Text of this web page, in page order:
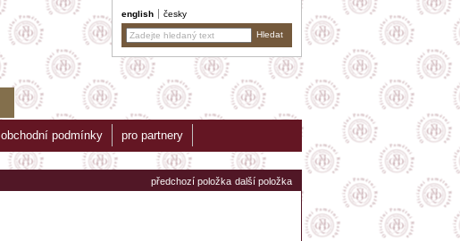
english česky
obchodní podmínky pro partnery
předchozí položka další položka